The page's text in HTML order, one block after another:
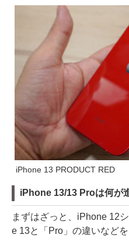
iPhone 13 PRODUCT RED
iPhone 13/13 Proは何が
まずはざっと、iPhone 12
e 13と「Pro」の違いなど